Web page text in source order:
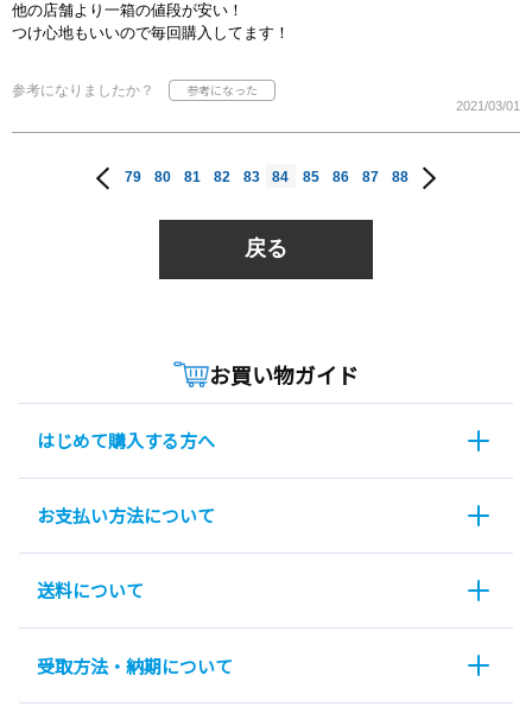
他の店舗より一箱の値段が安い！
つけ心地もいいので毎回購入してます！
参考になりましたか？
2021/03/01
79 80 81 82 83 84 85 86 87 88
戻る
お買い物ガイド
はじめて購入する方へ
お支払い方法について
送料について
受取方法・納期について